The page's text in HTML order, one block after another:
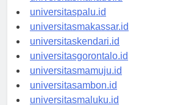
universitasmanado.id
universitaspalu.id
universitasmakassar.id
universitaskendari.id
universitasgorontalo.id
universitasmamuju.id
universitasambon.id